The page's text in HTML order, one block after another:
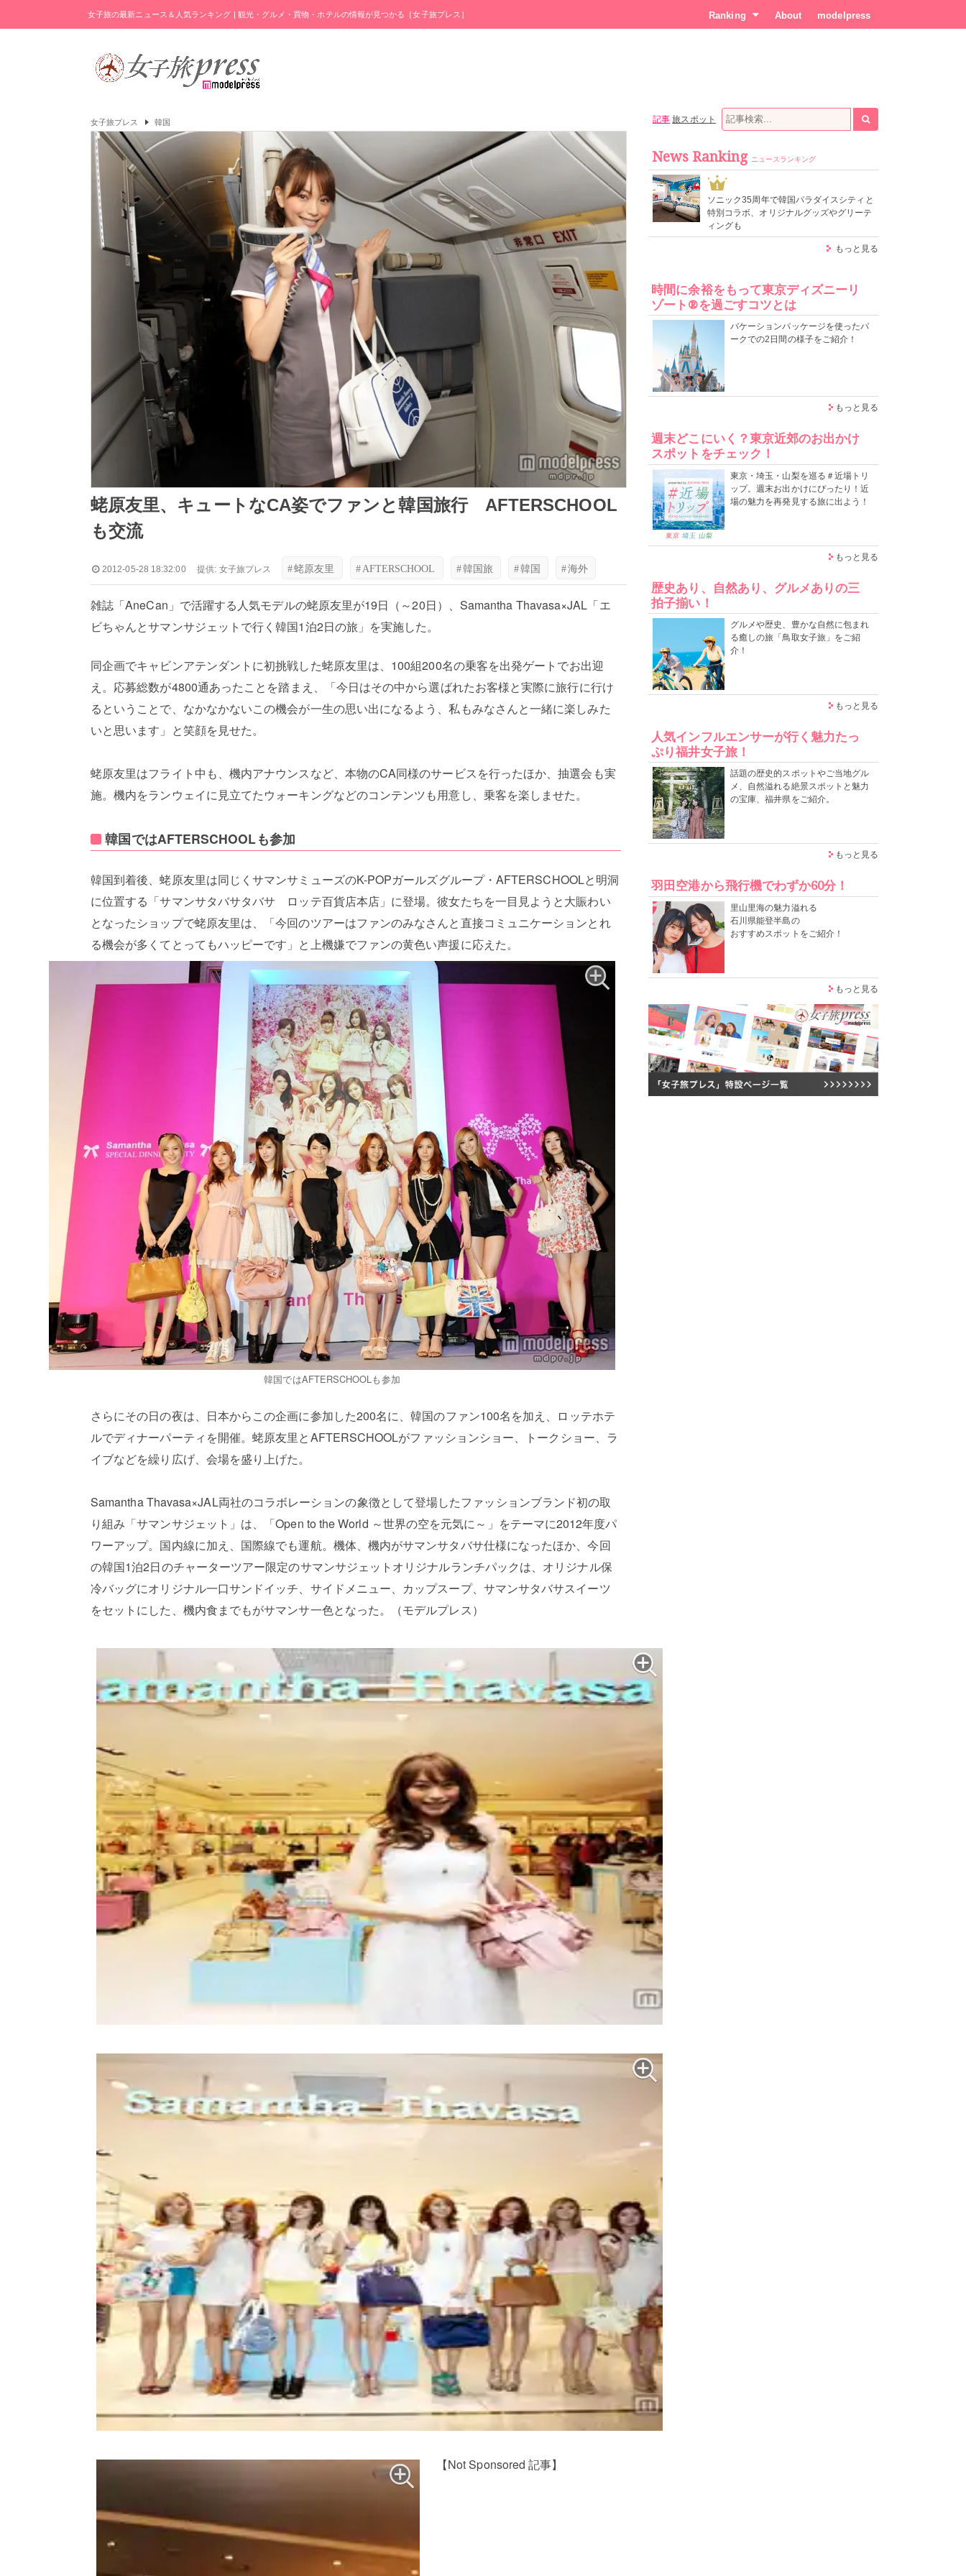
女子旅の最新ニュース＆人気ランキング | 観光・グルメ・買物・ホテルの情報が見つかる［女子旅プレス］ Ranking About modelpress
女子旅プレス 韓国
蛯原友里、キュートなCA姿でファンと韓国旅行 AFTERSCHOOL
も交流
2012-05-28 18:32:00 提供: 女子旅プレス #蛯原友里 # AFTERSCHOOL #韓国旅 #韓国 #海外
雑誌「AneCan」で活躍する人気モデルの蛯原友里が19日（～20日）、Samantha Thavasa×JAL「エ
ビちゃんとサマンサジェットで行く韓国1泊2日の旅」を実施した。
同企画でキャビンアテンダントに初挑戦した蛯原友里は、100組200名の乗客を出発ゲートでお出迎
え。応募総数が4800通あったことを踏まえ、「今日はその中から選ばれたお客様と実際に旅行に行け
るということで、なかなかないこの機会が一生の思い出になるよう、私もみなさんと一緒に楽しみた
いと思います」と笑顔を見せた。
蛯原友里はフライト中も、機内アナウンスなど、本物のCA同様のサービスを行ったほか、抽選会も実
施。機内をランウェイに見立てたウォーキングなどのコンテンツも用意し、乗客を楽しませた。
韓国ではAFTERSCHOOLも参加
韓国到着後、蛯原友里は同じくサマンサミューズのK-POPガールズグループ・AFTERSCHOOLと明洞
に位置する「サマンサタバサタバサ ロッテ百貨店本店」に登場。彼女たちを一目見ようと大賑わい
となったショップで蛯原友里は、「今回のツアーはファンのみなさんと直接コミュニケーションとれ
る機会が多くてとってもハッピーです」と上機嫌でファンの黄色い声援に応えた。
韓国ではAFTERSCHOOLも参加
さらにその日の夜は、日本からこの企画に参加した200名に、韓国のファン100名を加え、ロッテホテ
ルでディナーパーティを開催。蛯原友里とAFTERSCHOOLがファッションショー、トークショー、ラ
イブなどを繰り広げ、会場を盛り上げた。
Samantha Thavasa×JAL両社のコラボレーションの象徴として登場したファッションブランド初の取
り組み「サマンサジェット」は、「Open to the World ～世界の空を元気に～」をテーマに2012年度パ
ワーアップ。国内線に加え、国際線でも運航。機体、機内がサマンサタバサ仕様になったほか、今回
の韓国1泊2日のチャーターツアー限定のサマンサジェットオリジナルランチパックは、オリジナル保
冷バッグにオリジナル一口サンドイッチ、サイドメニュー、カップスープ、サマンサタバサスイーツ
をセットにした、機内食までもがサマンサ一色となった。（モデルプレス）
【Not Sponsored 記事】
記事 旅スポット
News Ranking ニュースランキング
1
ソニック35周年で韓国パラダイスシティと
特別コラボ、オリジナルグッズやグリーテ
ィングも
もっと見る
時間に余裕をもって東京ディズニーリ
ゾート®を過ごすコツとは
バケーションパッケージを使ったパ
ークでの2日間の様子をご紹介！
もっと見る
週末どこにいく？東京近郊のお出かけ
スポットをチェック！
東京・埼玉・山梨を巡る＃近場トリ
ップ。週末お出かけにぴったり！近
場の魅力を再発見する旅に出よう！
もっと見る
歴史あり、自然あり、グルメありの三
拍子揃い！
グルメや歴史、豊かな自然に包まれ
る癒しの旅「鳥取女子旅」をご紹
介！
もっと見る
人気インフルエンサーが行く魅力たっ
ぷり福井女子旅！
話題の歴史的スポットやご当地グル
メ、自然溢れる絶景スポットと魅力
の宝庫、福井県をご紹介。
もっと見る
羽田空港から飛行機でわずか60分！
里山里海の魅力溢れる
石川県能登半島の
おすすめスポットをご紹介！
もっと見る